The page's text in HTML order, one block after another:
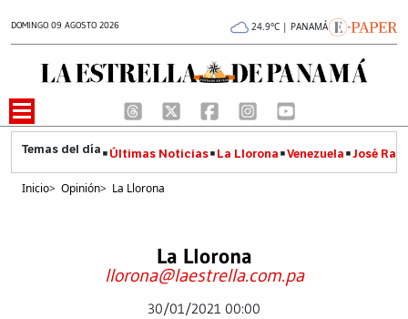
DOMINGO 09 AGOSTO 2026 24.9°C | PANAMÁ
Últimas Noticias La Llorona Venezuela José
Inicio> Opinión> La Llorona
La Llorona
llorona@laestrella.com.pa
30/01/2021 00:00